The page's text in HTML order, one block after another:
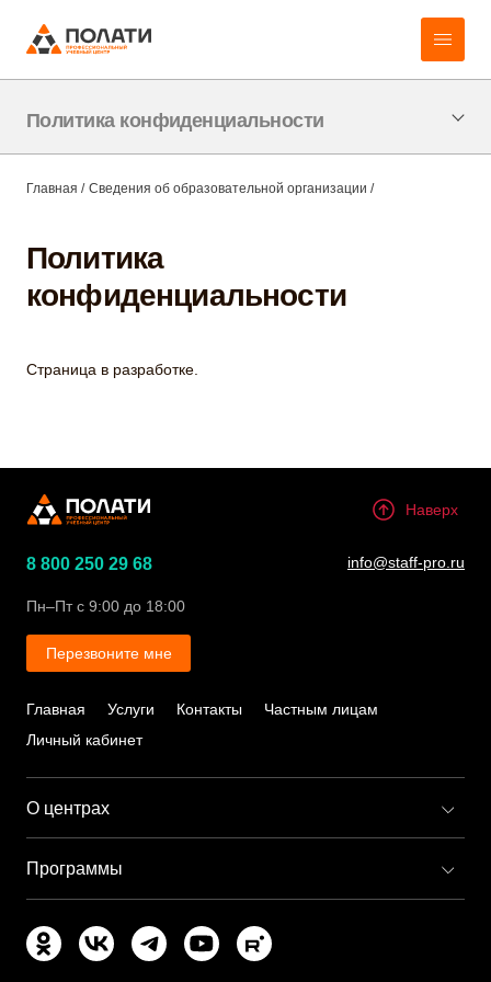
Политика конфиденциальности
Главная / Сведения об образовательной организации /
Политика
конфиденциальности
Страница в разработке.
Полати Наверх
Главная Услуги Контакты
Частным лицам
Личный кабинет
8 800 250 29 68
Пн–Пт с 9:00 до 18:00
info@staff-pro.ru
Перезвоните мне
О центрах
Наша команда
Программы
Монтажник строительных лесов и подмостей